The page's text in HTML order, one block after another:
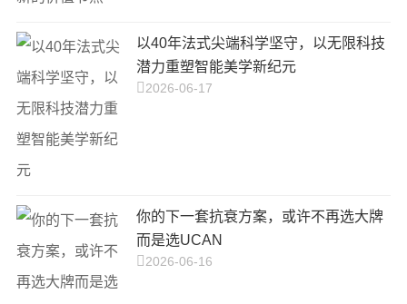
以40年法式尖端科学坚守，以无限科技
潜力重塑智能美学新纪元
2026-06-17
你的下一套抗衰方案，或许不再选大牌
而是选UCAN
2026-06-16